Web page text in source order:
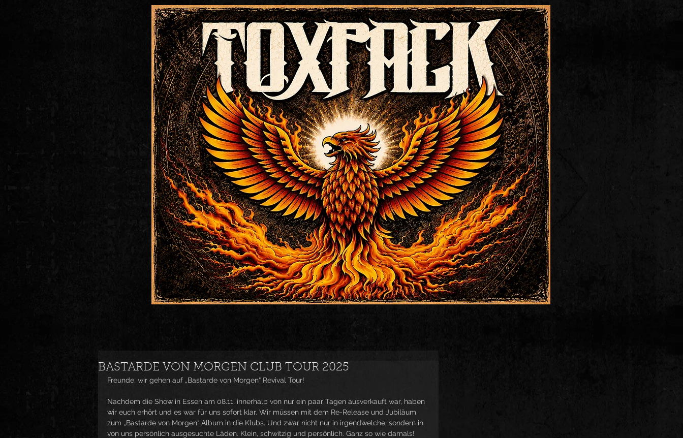
BASTARDE VON MORGEN CLUB TOUR 2025
Freunde, wir gehen auf „Bastarde von Morgen“ Revival Tour!
Nachdem die Show in Essen am 08.11. innerhalb von nur ein paar Tagen ausverkauft war, haben
wir euch erhört und es war für uns sofort klar. Wir müssen mit dem Re-Release und Jubiläum
zum „Bastarde von Morgen“ Album in die Klubs. Und zwar nicht nur in irgendwelche, sondern in
von uns persönlich ausgesuchte Läden. Klein, schwitzig und persönlich. Ganz so wie damals!